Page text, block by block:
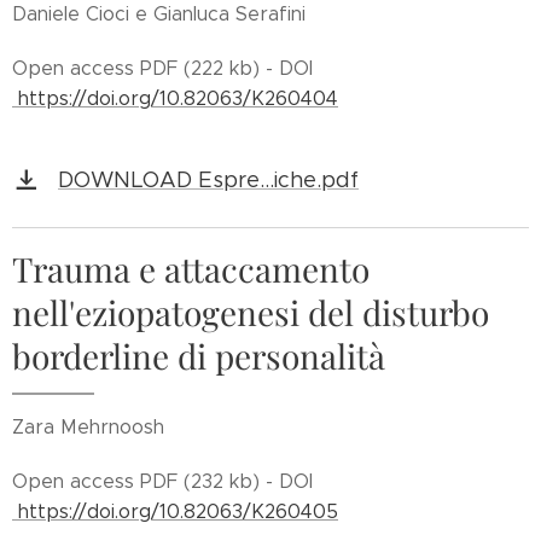
Daniele Cioci e Gianluca Serafini
Open access PDF (222 kb) - DOI
https://doi.org/10.82063/K260404
DOWNLOAD Espre...iche.pdf
Trauma e attaccamento
nell'eziopatogenesi del disturbo
borderline di personalità
Zara Mehrnoosh
Open access PDF (232 kb) - DOI
https://doi.org/10.82063/K260405